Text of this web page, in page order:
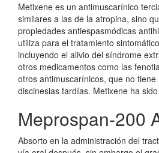
Metixene es un antimuscarínico
similares a las de la atropina, sino
propiedades antiespasmódicas
utiliza para el tratamiento
incluyendo el alivio del síndrome
otros medicamentos como las
otros antimuscarínicos, que no
discinesias tardías. Metixene ha
Meprospan-200
Absorto en la administración del